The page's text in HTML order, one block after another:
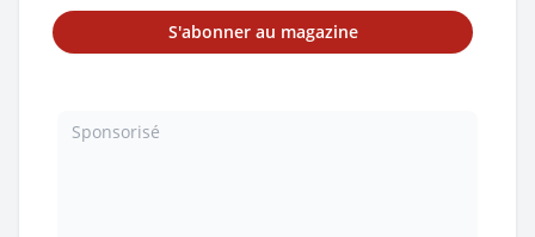
S'abonner au magazine
Sponsorisé